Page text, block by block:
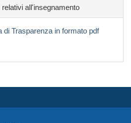
all'insegnamento
di Trasparenza in formato pdf